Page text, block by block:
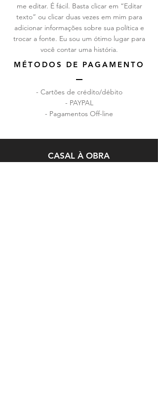
me editar. É fácil. Basta clicar em “Editar
texto” ou clicar duas vezes em mim para
adicionar informações sobre sua política e
trocar a fonte. Eu sou um ótimo lugar para
você contar uma história.
MÉTODOS DE PAGAMENTO
- Cartões de crédito/débito
- PAYPAL
- Pagamentos Off-line
CASAL À OBRA